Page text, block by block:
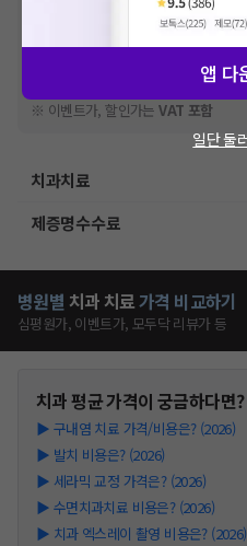
비급여 항목의 경우,추가비용 등으
한 가격은 해당 의료기관에 직접 문의
※급여 항목의 경우,건강보험심사평
격입니다. (진료와 연관된 복합적인
산정될 수 있는 점 참고 바랍니다.)
※ 이벤트가, 할인가는VAT 포함
치과치료
제증명수수료
병원별 치과 치료가격 비교하기
심평원가, 이벤트가, 모두닥 리뷰가 등
치과평균 가격이 궁금하다면?
▶ 구내염 치료 가격/비용은? (2026)
▶ 발치 비용은? (2026)
▶ 세라믹 교정 가격은? (2026)
▶ 수면치과치료 비용은? (2026)
▶ 치과 엑스레이 촬영 비용은? (2026)
앱 다
일단 둘